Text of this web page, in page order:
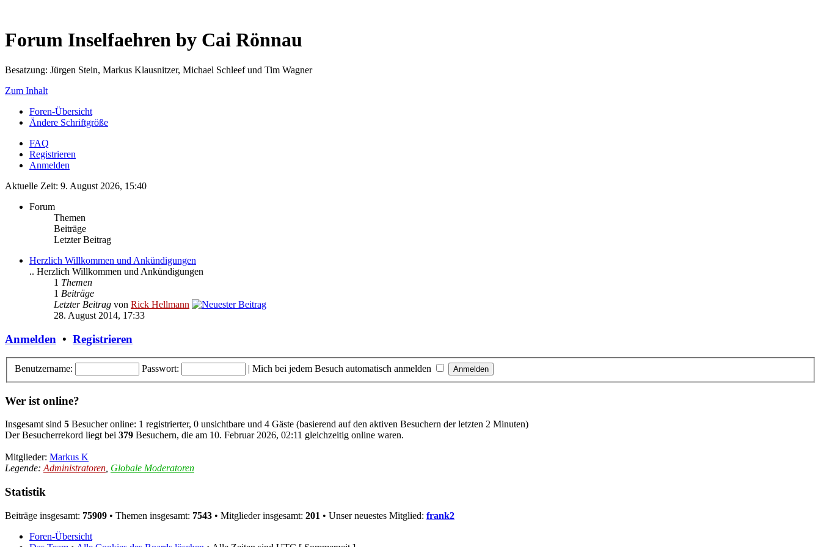
Forum Inselfaehren by Cai Rönnau
Besatzung: Jürgen Stein, Markus Klausnitzer, Michael Schleef und Tim Wagner
Zum Inhalt
Foren-Übersicht
Ändere Schriftgröße
FAQ
Registrieren
Anmelden
Aktuelle Zeit: 9. August 2026, 15:40
Forum
Themen
Beiträge
Letzter Beitrag
Herzlich Willkommen und Ankündigungen
.. Herzlich Willkommen und Ankündigungen
1 Themen
1 Beiträge
Letzter Beitrag von Rick Hellmann
28. August 2014, 17:33
Anmelden • Registrieren
Benutzername: Passwort: | Mich bei jedem Besuch automatisch anmelden
Wer ist online?
Insgesamt sind 5 Besucher online: 1 registrierter, 0 unsichtbare und 4 Gäste (basierend auf den aktiven Besuchern der letzten 2 Minuten)
Der Besucherrekord liegt bei 379 Besuchern, die am 10. Februar 2026, 02:11 gleichzeitig online waren.
Mitglieder: Markus K
Legende: Administratoren Globale Moderatoren
Statistik
Beiträge insgesamt: 75909 • Themen insgesamt: 7543 • Mitglieder insgesamt: 201 • Unser neuestes Mitglied: frank2
Foren-Übersicht